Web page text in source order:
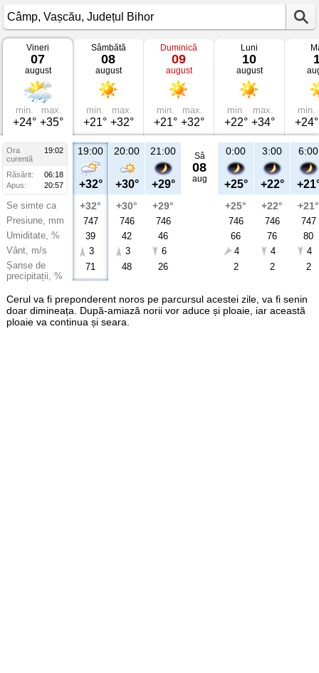
Vremea
Câmp
Vașcău,
Județul
Bihor
Vineri
07
august
min.
+24°
max.
+35°
Sâmbătă
08
august
min.
+21°
max.
+32°
Duminică
09
august
min.
+21°
max.
+32°
Luni
10
august
min.
+22°
max.
+34°
min.
+24°
Ora
19:02
curentă
Răsărit:
06:18
Apus:
20:57
Se simte ca
Presiune, mm
Umiditate, %
Vânt, m/s
Șanse de
precipitații, %
19:00
+32°
+32°
747
39
3
71
20:00
+30°
+30°
746
42
3
48
21:00
+29°
+29°
746
46
6
26
Sâ
08
aug
0:00
+25°
+25°
746
66
4
2
3:00
+22°
+22°
746
76
4
2
6:00
+21°
747
80
4
2
Cerul va fi preponderent noros pe parcursul acestei zile, va fi senin
doar dimineața. După-amiază norii vor aduce și ploaie, iar această
ploaie va continua și seara.